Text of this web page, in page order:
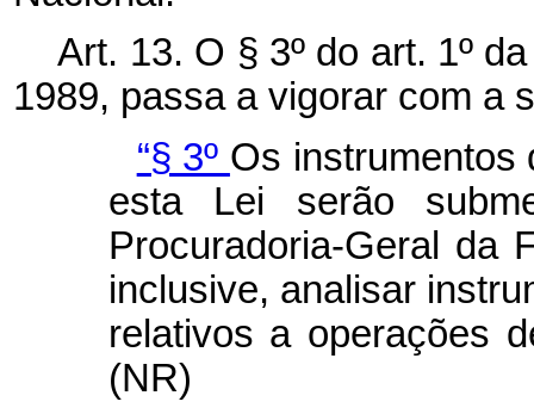
Art. 13. O § 3º do art. 1º
1989, passa a vigorar com a
“§ 3º Os instrumentos
esta Lei serão
Procuradoria-Geral da
inclusive, analisar
relativos a operações
(NR)